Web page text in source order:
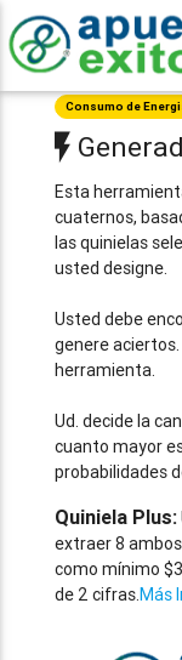
Consumo de
Esta
cuaternos,
las quinielas
usted designe.
Usted debe
genere
herramienta.
Ud. decide la
cuanto mayor
probabilidades
Quiniela Plus:
extraer 8
como mínimo
de 2 cifras.Más